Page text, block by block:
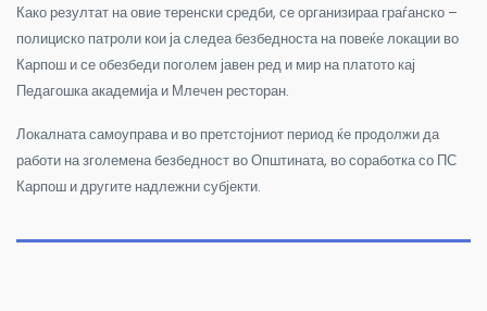
Како резултат на овие теренски средби, се организираа граѓанско –
полициско патроли кои ја следеа безбедноста на повеќе локации во
Карпош и се обезбеди поголем јавен ред и мир на платото кај
Педагошка академија и Млечен ресторан.
Локалната самоуправа и во претстојниот период ќе продолжи да
работи на зголемена безбедност во Општината, во соработка со ПС
Карпош и другите надлежни субјекти.